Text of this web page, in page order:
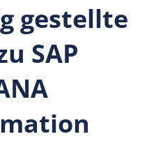
gestellte
SAP